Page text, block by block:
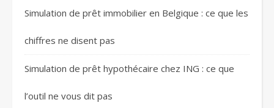
Simulation de prêt immobilier en Belgique : ce que les
chiffres ne disent pas
Simulation de prêt hypothécaire chez ING : ce que
l’outil ne vous dit pas